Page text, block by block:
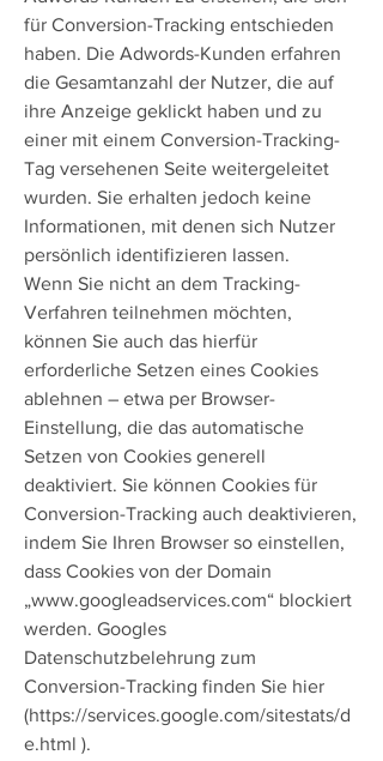
für Conversion-Tracking entschieden
haben. Die Adwords-Kunden erfahren
die Gesamtanzahl der Nutzer, die auf
ihre Anzeige geklickt haben und zu
einer mit einem Conversion-Tracking-
Tag versehenen Seite weitergeleitet
wurden. Sie erhalten jedoch keine
Informationen, mit denen sich Nutzer
persönlich identifizieren lassen.
Wenn Sie nicht an dem Tracking-
Verfahren teilnehmen möchten,
können Sie auch das hierfür
erforderliche Setzen eines Cookies
ablehnen – etwa per Browser-
Einstellung, die das automatische
Setzen von Cookies generell
deaktiviert. Sie können Cookies für
Conversion-Tracking auch deaktivieren,
indem Sie Ihren Browser so einstellen,
dass Cookies von der Domain
„www.googleadservices.com“ blockiert
werden. Googles
Datenschutzbelehrung zum
Conversion-Tracking finden Sie hier
(https://services.google.com/sitestats/d
e.html ).